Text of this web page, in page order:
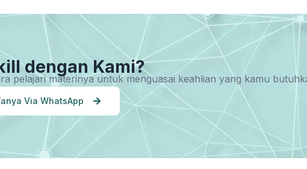
dengan Kami?
pelajari materinya untuk menguasai keahlian yang kamu
Via WhatsApp